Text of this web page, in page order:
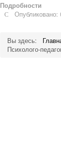
Подробности
Опубликовано:
Вы здесь:
Психолого-